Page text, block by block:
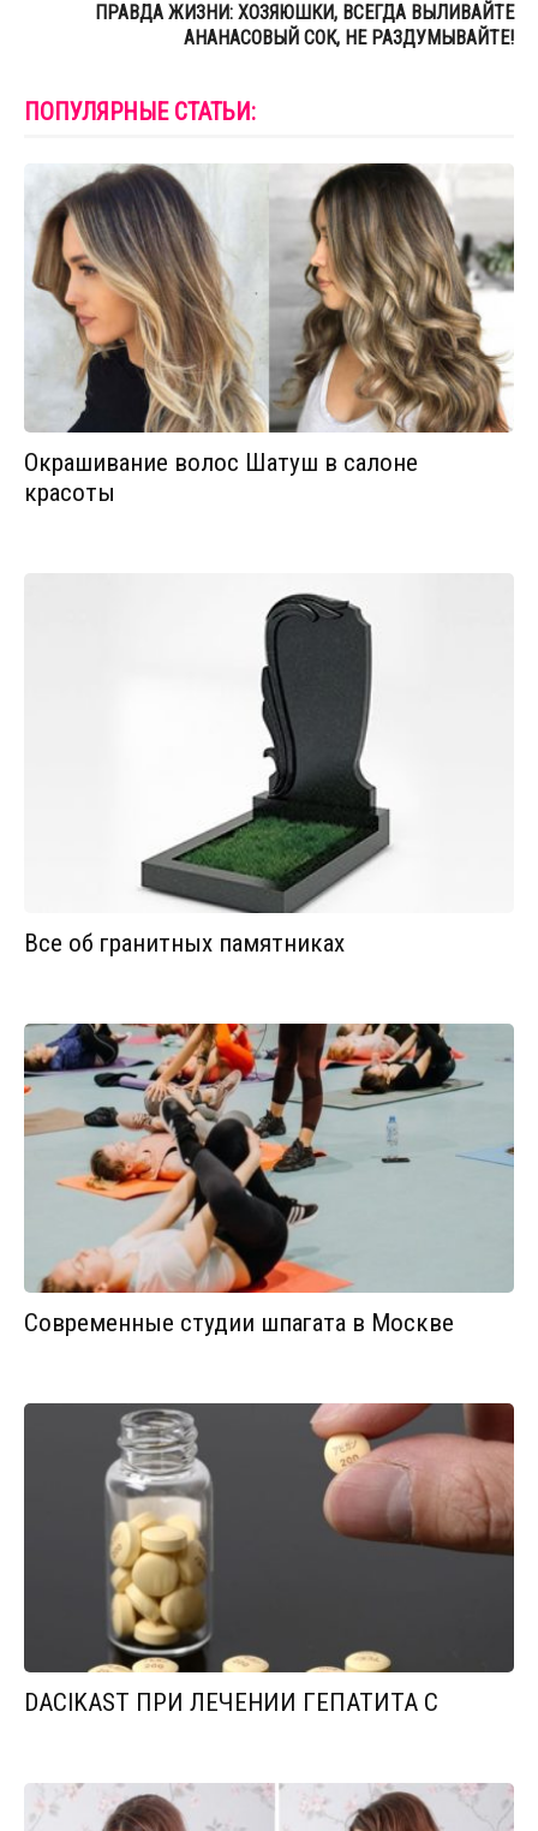
ПРАВДА ЖИЗНИ: ХОЗЯЮШКИ, ВСЕГДА ВЫЛИВАЙТЕ
АНАНАСОВЫЙ СОК, НЕ РАЗДУМЫВАЙТЕ!
ПОПУЛЯРНЫЕ СТАТЬИ:
Окрашивание волос Шатуш в салоне
красоты
Все об гранитных памятниках
Современные студии шпагата в Москве
DACIKAST ПРИ ЛЕЧЕНИИ ГЕПАТИТА С